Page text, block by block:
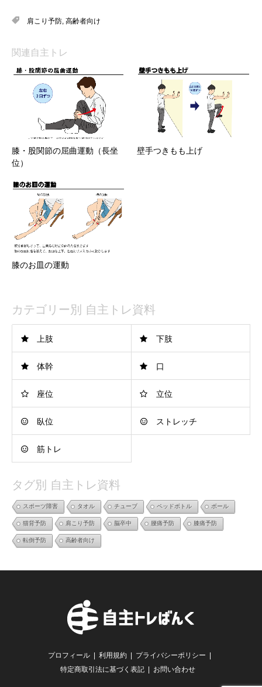
肩こり予防 高齢者向け
関連自主トレ
膝・股関節の屈曲運動（長坐
位）
壁手つきもも上げ
膝のお皿の運動
カテゴリー別 自主トレ資料
上肢 下肢
体幹 口
座位 立位
臥位 ストレッチ
筋トレ
タグ別 自主トレ資料
スポーツ障害 タオル チューブ ペッドボトル ボール
猫背予防 肩こり予防 脳卒中 腰痛予防 膝痛予防
転倒予防 高齢者向け
プロフィール 利用規約
プライバシーポリシー
特定商取引法に基づく表記
お問い合わせ